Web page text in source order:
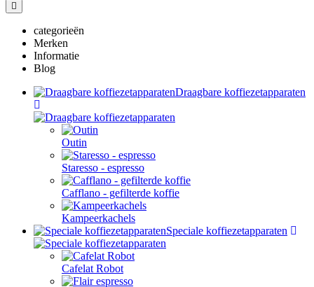
categorieën
Merken
Informatie
Blog
Draagbare koffiezetapparaten
Outin
Staresso - espresso
Cafflano - gefilterde koffie
Kampeerkachels
Speciale koffiezetapparaten
Cafelat Robot